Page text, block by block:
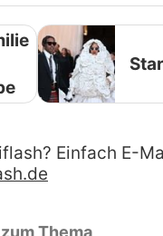
Einfach E-